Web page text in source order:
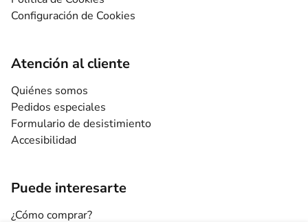
Configuración de Cookies
Atención al cliente
Quiénes somos
Pedidos especiales
Formulario de desistimiento
Accesibilidad
Puede interesarte
¿Cómo comprar?